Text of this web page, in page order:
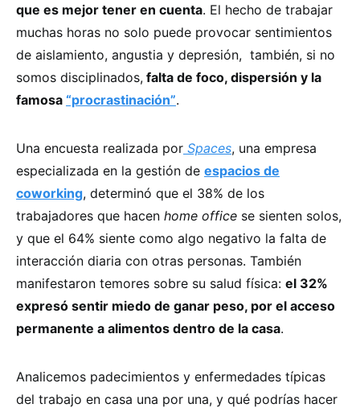
que es mejor tener en cuenta. El hecho de trabajar
muchas horas no solo puede provocar sentimientos
de aislamiento, angustia y depresión, también, si no
somos disciplinados, falta de foco, dispersión y la
famosa “procrastinación”.
Una encuesta realizada por Spaces, una empresa
especializada en la gestión de espacios de
coworking, determinó que el 38% de los
trabajadores que hacen home office se sienten solos,
y que el 64% siente como algo negativo la falta de
interacción diaria con otras personas. También
manifestaron temores sobre su salud física: el 32%
expresó sentir miedo de ganar peso, por el acceso
permanente a alimentos dentro de la casa.
Analicemos padecimientos y enfermedades típicas
del trabajo en casa una por una, y qué podrías hacer